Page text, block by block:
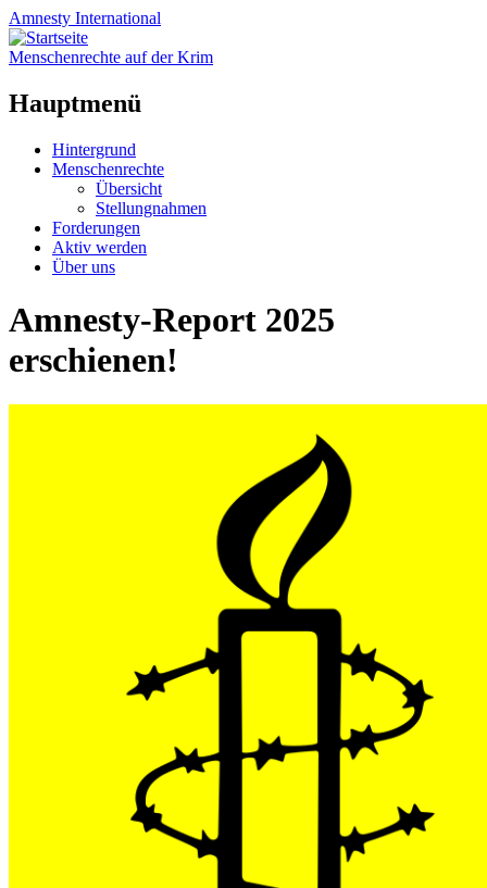
Amnesty International
Menschenrechte auf der Krim
Hauptmenü
Zum
Inhalt
Hintergrund
Menschenrechte
Übersicht
Stellungnahmen
Forderungen
Aktiv werden
Über uns
Amnesty-Report 2025
erschienen!